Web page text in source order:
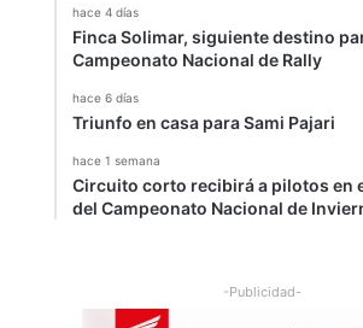
hace 4 días
Finca Solimar, siguiente destino
Campeonato Nacional de Rally
hace 6 días
Triunfo en casa para Sami Pajari
hace 1 semana
Circuito corto recibirá a pilotos en
del Campeonato Nacional de
-Publicidad-